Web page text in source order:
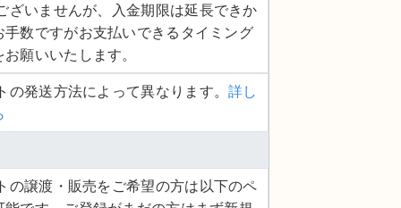
ざいませんが、入金期限は延長できか
手数ですがお支払いできるタイミング
願いいたします。
の発送方法によって異なります。詳し
の譲渡・販売をご希望の方は以下のペ